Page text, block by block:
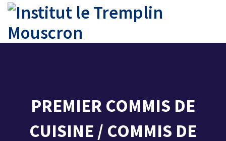
PREMIER COMMIS DE
CUISINE / COMMIS DE